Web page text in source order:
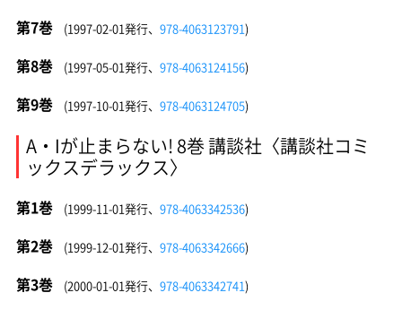
第7巻 (1997-02-01発行、 978-4063123791)
第8巻 (1997-05-01発行、 978-4063124156)
第9巻 (1997-10-01発行、 978-4063124705)
A・Iが止まらない! 8巻 講談社〈講談社コミ
ックスデラックス〉
第1巻 (1999-11-01発行、 978-4063342536)
第2巻 (1999-12-01発行、 978-4063342666)
第3巻 (2000-01-01発行、 978-4063342741)